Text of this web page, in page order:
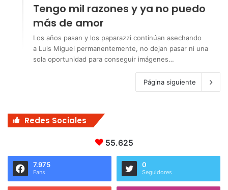
Tengo mil razones y ya no puedo
más de amor
Los años pasan y los paparazzi continúan asechando
a Luis Miguel permanentemente, no dejan pasar ni una
sola oportunidad para conseguir imágenes…
Página siguiente
Redes Sociales
55.625
7.975
Fans
0
Seguidores